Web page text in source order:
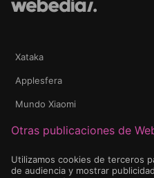
Xataka
Applesfera
Mundo Xiaomi
Otras publicaciones de
Utilizamos cookies de terceros
de audiencia y mostrar